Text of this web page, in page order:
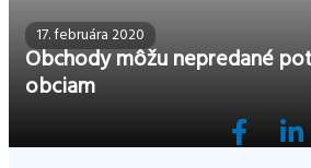
17. februára 2020
Obchody môžu nepredané
obciam